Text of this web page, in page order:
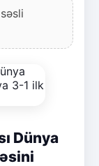
Dünya